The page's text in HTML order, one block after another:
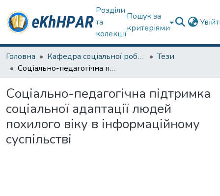
Розділи
та
колекції
Пошук за
критеріями
Головна Кафедра соціальної роботи
Тези
Соціально-педагогічна підтримка соціальної адаптації людей похилого віку в інформаційному суспільстві
Соціально-педагогічна підтримка
соціальної адаптації людей
похилого віку в інформаційному
суспільстві